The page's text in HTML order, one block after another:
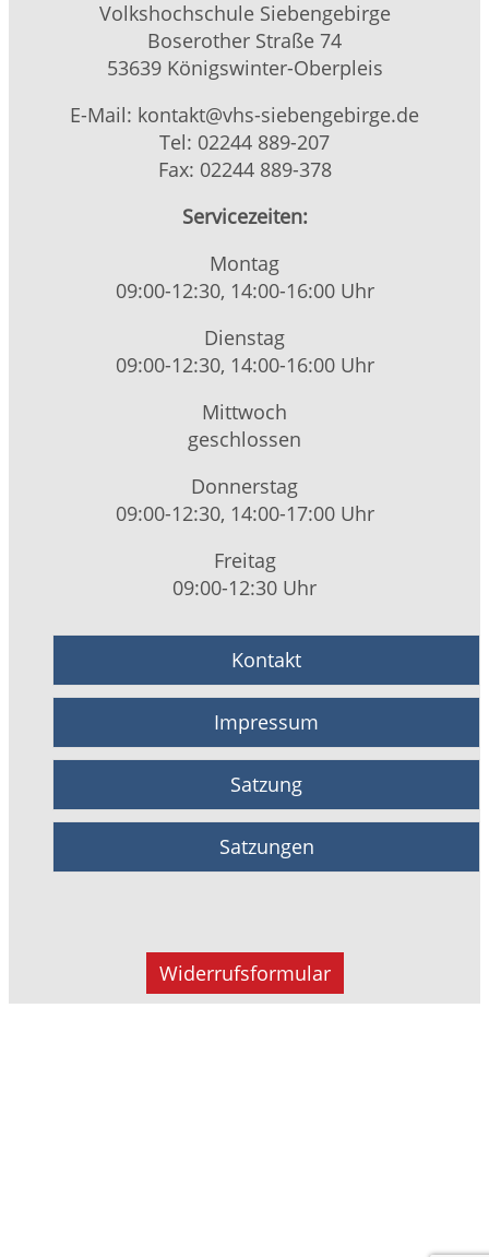
Volkshochschule Siebengebirge
Boserother Straße 74
53639 Königswinter-Oberpleis
E-Mail: kontakt@vhs-siebengebirge.de
Tel: 02244 889-207
Fax: 02244 889-378
Servicezeiten:
Montag
09:00-12:30, 14:00-16:00 Uhr
Dienstag
09:00-12:30, 14:00-16:00 Uhr
Mittwoch
geschlossen
Donnerstag
09:00-12:30, 14:00-17:00 Uhr
Freitag
09:00-12:30 Uhr
Kontakt
Impressum
Satzung
Satzungen
Widerrufsformular